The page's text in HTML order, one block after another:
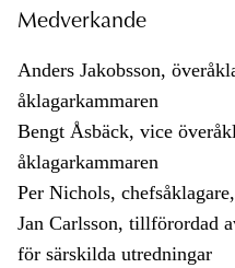
Medverkande
Anders Jakobsson,
åklagarkammaren
Bengt Åsbäck, vice
åklagarkammaren
Per Nichols,
Jan Carlsson, tillförordad
för särskilda utredningar